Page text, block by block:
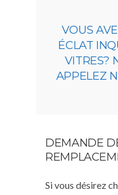
VOUS
ÉCLAT
VITRES?
APPELEZ
DEMANDE
Si vous désirez